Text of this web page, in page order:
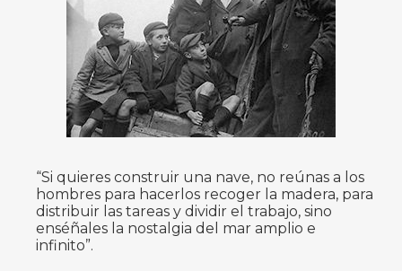
“Si quieres construir una nave, no reúnas a los
hombres para hacerlos recoger la madera, para
distribuir las tareas y dividir el trabajo, sino
enséñales la nostalgia del mar amplio e
infinito”.